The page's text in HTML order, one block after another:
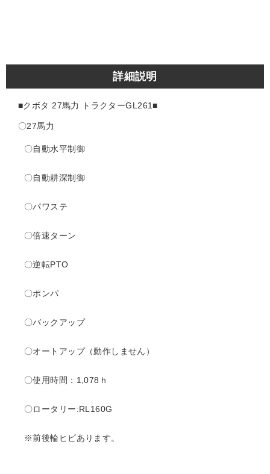
詳細説明
■クボタ 27馬力 トラクターGL261■
〇27馬力
〇自動水平制御
〇自動耕深制御
〇パワステ
〇倍速ターン
〇逆転PTO
〇ポンパ
〇バックアップ
〇オートアップ（動作しません）
〇使用時間：1,078ｈ
〇ロータリー:RL160G
※前後輪ヒビあります。